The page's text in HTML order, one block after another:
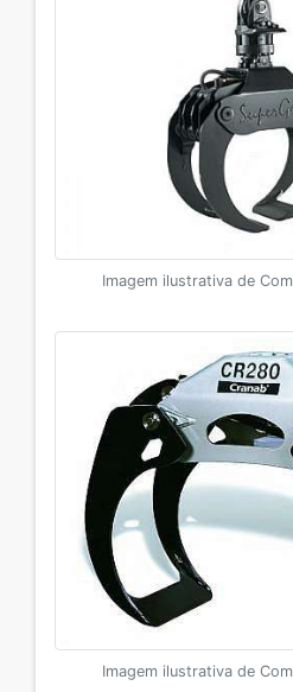
Imagem ilustrativa de
Imagem ilustrativa de